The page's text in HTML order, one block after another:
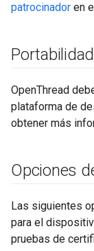
patrocinador en
Portabilidad
OpenThread
plataforma de
obtener más
Opciones
Las siguientes
para el
pruebas de